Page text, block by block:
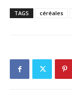
TAGS céréales